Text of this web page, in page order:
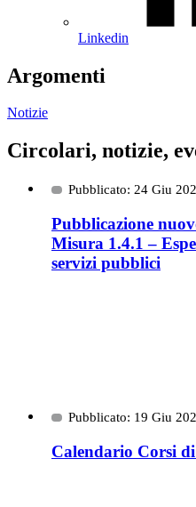
Linkedin
Argomenti
Notizie
Circolari, notizie,
Pubblicato: 24 Giu
Pubblicazione
Misura 1.4.1 –
servizi pubblici
Pubblicato: 19 Giu
Calendario Corsi